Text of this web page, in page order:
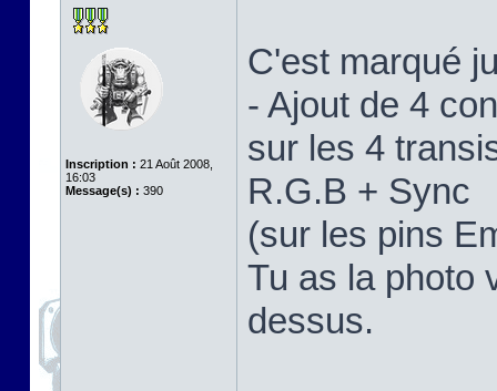
Inscription : 21 Août 2008,
16:03
Message(s) : 390
C'est marqué
- Ajout de 4
sur les 4
R.G.B + Sync
(sur les pins
Tu as la photo
dessus.